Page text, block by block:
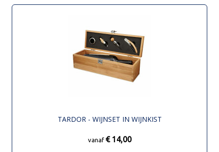
TARDOR - WIJNSET IN WIJNKIST
vanaf € 14,00